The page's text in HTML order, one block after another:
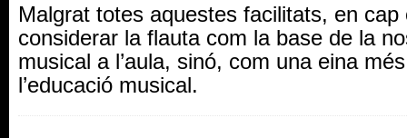
Malgrat totes aquestes facilitats, en cap
considerar la flauta com la base de la
musical a l’aula, sinó, com una eina
l’educació musical.